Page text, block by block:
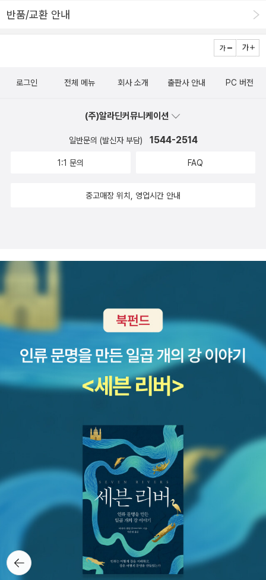
를 갖게 될 것이다.
반품/교환 안내
뒤로가
기
로그인 전체 메뉴 회사 소개 출판사 안내 PC 버전
(주)알라딘커뮤니케이션
일반문의 (발신자 부담) 1544-2514
1:1 문의 FAQ
중고매장 위치, 영업시간 안내